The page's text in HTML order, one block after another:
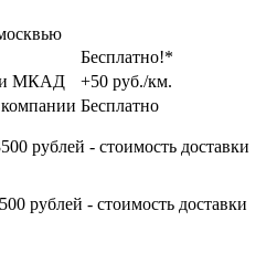
Бесплатно!*
МКАД
+50 руб./км.
Бесплатно
рублей - стоимость доставки
рублей - стоимость доставки